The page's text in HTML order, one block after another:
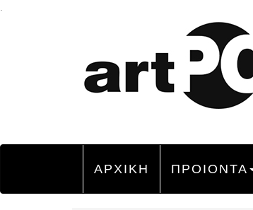
ΑΡΧΙΚΗ ΠΡΟΙΟΝΤΑ